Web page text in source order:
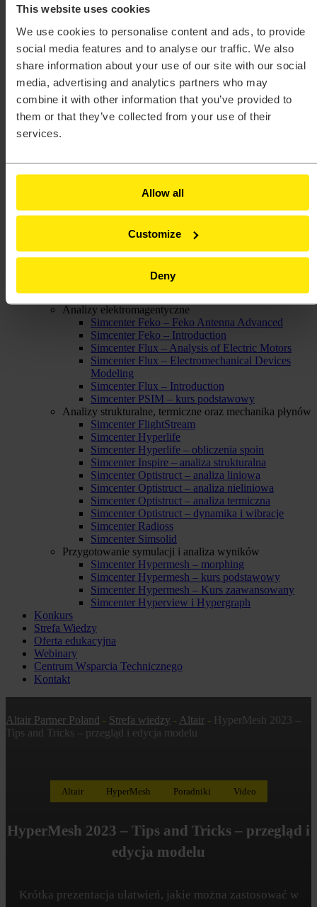
This website uses cookies
We use cookies to personalise content and ads, to provide
social media features and to analyse our traffic. We also
share information about your use of our site with our social
media, advertising and analytics partners who may
combine it with other information that you’ve provided to
them or that they’ve collected from your use of their
services.
Allow all
Customize
Deny
PSIM™
Radioss®
SimLab®
SimSolid®
Unlimited™
Branże
Agencje rządowe
Architektura, inżynieria i budownictwo (AEC)
Dobra konsumpcyjne
Elektronika
Opieka zdrowotna
Pogoda i klimat
Procesy produkcyjne
Sprzęt ciężki
Szkolenia
Analizy elektromagentyczne
Simcenter Feko – Feko Antenna Advanced
Simcenter Feko – Introduction
Simcenter Flux – Analysis of Electric Motors
Simcenter Flux – Electromechanical Devices
Modeling
Simcenter Flux – Introduction
Simcenter PSIM – kurs podstawowy
Analizy strukturalne, termiczne oraz mechanika płynów
Simcenter FlightStream
Simcenter Hyperlife
Simcenter Hyperlife – obliczenia spoin
Simcenter Inspire – analiza strukturalna
Simcenter Optistruct – analiza liniowa
Simcenter Optistruct – analiza nieliniowa
Simcenter Optistruct – analiza termiczna
Simcenter Optistruct – dynamika i wibracje
Simcenter Radioss
Simcenter Simsolid
Przygotowanie symulacji i analiza wyników
Simcenter Hypermesh – morphing
Simcenter Hypermesh – kurs podstawowy
Simcenter Hypermesh – Kurs zaawansowany
Simcenter Hyperview i Hypergraph
Konkurs
Strefa Wiedzy
Oferta edukacyjna
Webinary
Centrum Wsparcia Technicznego
Kontakt
Altair Partner Poland - Strefa wiedzy - Altair - HyperMesh 2023 –
Tips and Tricks – przegląd i edycja modelu
Altair HyperMesh Poradniki Video
HyperMesh 2023 – Tips and Tricks – przegląd i
edycja modelu
Krótka prezentacja ułatwień, jakie można zastosować w